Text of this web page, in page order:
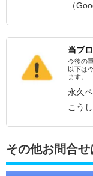
（
当ブ
今後の
以下は
ます。
永久
こう
その他お問合せ